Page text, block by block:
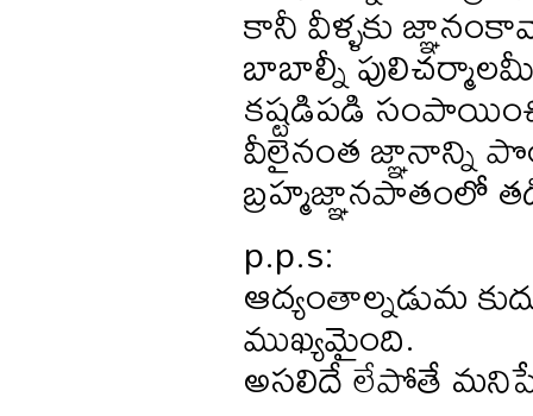
కానీ వీళ్ళకు
బాబాల్నీ
కష్టడిపడి
వీలైనంత జ్ఞానాన్ని
బ్రహ్మజ్ఞానపాతంలో
p.p.s:
ఆద్యంతాల్నడుమ
ముఖ్యమైంది.
అసలిదే లేపోతే మనిషే